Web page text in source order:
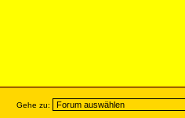
Gehe zu: